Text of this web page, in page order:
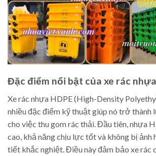
Đặc điểm nổi bật của xe rác
Xe rác nhựa HDPE (High-Density
nhiều đặc điểm kỹ thuật giúp nó trở thành
cho việc thu gom rác thải. Đầu tiên, nhựa
cao, khả năng chịu lực tốt và không bị
tiết khắc nghiệt. Điều này đảm bảo xe rác